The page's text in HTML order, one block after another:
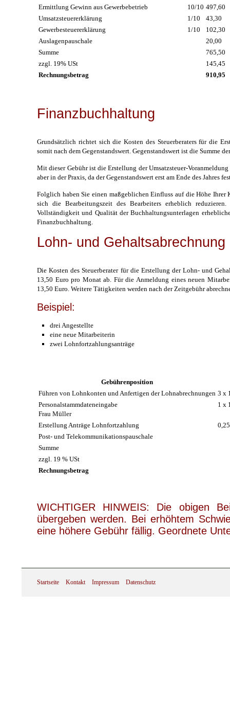
Ermittlung Gewinn aus Gewerbebetrieb
10/10 497,60
Umsatzsteuererklärung
1/10
43,30
Gewerbesteuererklärung
1/10
102,30
Auslagenpauschale
20,00
Summe
765,50
zzgl. 19% USt
145,45
Rechnungsbetrag
910,95
Finanzbuchhaltung
Grundsätzlich richtet sich die Kosten des Steuerberaters für die
somit nach dem Gegenstandswert. Gegenstandswert ist die Summe
Mit dieser Gebühr ist die Erstellung der Umsatzsteuer-
aber in der Praxis, da der Gegenstandswert erst am Ende des Jahres
Folglich haben Sie einen maßgeblichen Einfluss auf die Höhe
sich die Bearbeitungszeit des Bearbeiters erheblich
Vollständigkeit und Qualität der Buchhaltungsunterlagen
Finanzbuchhaltung.
Lohn- und Gehaltsabrechnung
Die Kosten des Steuerberater für die Erstellung der Lohn- und
13,50 Euro pro Monat ab. Für die Anmeldung eines neuen
13,50 Euro. Weitere Tätigkeiten werden nach der Zeitgebühr
Beispiel:
drei Angestellte
eine neue Mitarbeiterin
zwei Lohnfortzahlungsanträge
Gebührenposition
Führen von Lohnkonten und Anfertigen der Lohnabrechnungen 3 x
Personalstammdateneingabe
Frau Müller
1 x
Erstellung Anträge Lohnfortzahlung
Post- und Telekommunikationspauschale
Summe
zzgl. 19 % USt
Rechnungsbetrag
WICHTIGER HINWEIS: Die obigen
übergeben werden. Bei erhöhtem
eine höhere Gebühr fällig. Geordnete
Startseite Kontakt Impressum Datenschutz